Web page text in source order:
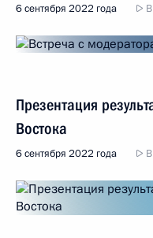
6 сентября 2022 года
Презентация
Востока
6 сентября 2022 года